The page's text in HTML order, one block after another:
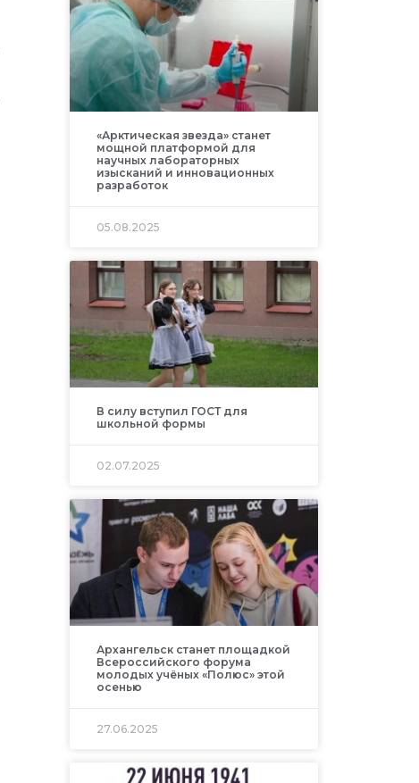
«Арктическая звезда» станет
мощной платформой для
научных лабораторных
изысканий и инновационных
разработок
05.08.2025
В силу вступил ГОСТ для
школьной формы
02.07.2025
Архангельск станет площадкой
Всероссийского форума
молодых учёных «Полюс» этой
осенью
27.06.2025